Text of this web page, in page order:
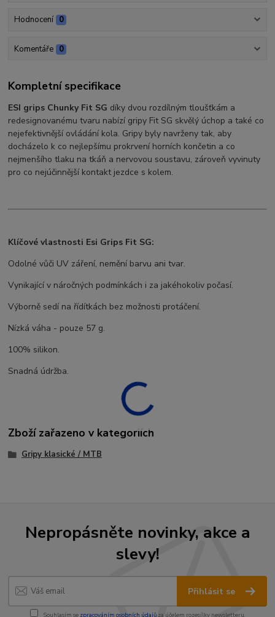
Hodnocení 0
Komentáře 0
Kompletní specifikace
ESI grips Chunky Fit SG díky dvou rozdílným tloušťkám a
redesignovanému tvaru nabízí gripy Fit SG skvělý úchop a také co
nejefektivnější ovládání kola. Gripy byly navrženy tak, aby
docházelo k co nejlepšímu prokrvení horních končetin a co
nejmenšího tlaku na tkáň a nervovou soustavu, zároveň vyvinuty
pro co nejúčinnější kontakt jezdce s kolem.
Klíčové vlastnosti Esi Grips Fit SG:
Odolné vůči UV záření, nemění barvu ani tvar.
Vynikající v náročných podmínkách i za jakéhokoliv počasí.
Výborně sedí na řídítkách bez možnosti protáčení.
Nízká váha - pouze 57 g.
100% silikon.
Snadná údržba.
Zboží zařazeno v kategoriích
Gripy klasické / MTB
Nepropásněte novinky, akce a
slevy!
Přihlásit se
Souhlasím se zpracováním osobních údajůza účelem rozesílky newsletteru.